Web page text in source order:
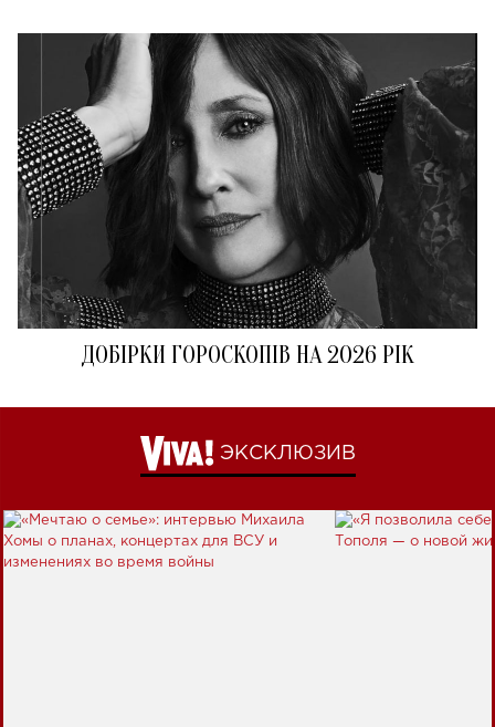
ДОБІРКИ ГОРОСКОПІВ НА 2026 РІК
ЭКСКЛЮЗИВ